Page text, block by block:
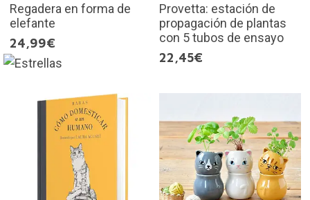
Regadera en forma de
elefante
24,99€
Provetta: estación de
propagación de plantas
con 5 tubos de ensayo
22,45€